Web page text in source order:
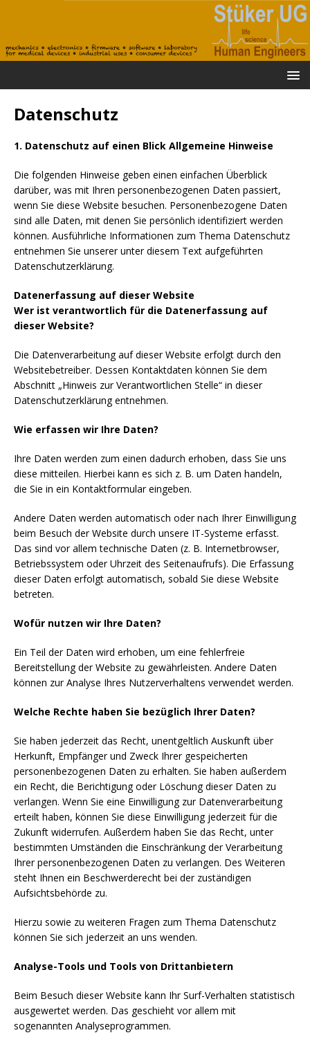
Datenschutz
1. Datenschutz auf einen Blick Allgemeine Hinweise
Die folgenden Hinweise geben einen einfachen Überblick
darüber, was mit Ihren personenbezogenen Daten passiert,
wenn Sie diese Website besuchen. Personenbezogene Daten
sind alle Daten, mit denen Sie persönlich identifiziert werden
können. Ausführliche Informationen zum Thema Datenschutz
entnehmen Sie unserer unter diesem Text aufgeführten
Datenschutzerklärung.
Datenerfassung auf dieser Website
Wer ist verantwortlich für die Datenerfassung auf
dieser Website?
Die Datenverarbeitung auf dieser Website erfolgt durch den
Websitebetreiber. Dessen Kontaktdaten können Sie dem
Abschnitt „Hinweis zur Verantwortlichen Stelle“ in dieser
Datenschutzerklärung entnehmen.
Wie erfassen wir Ihre Daten?
Ihre Daten werden zum einen dadurch erhoben, dass Sie uns
diese mitteilen. Hierbei kann es sich z. B. um Daten handeln,
die Sie in ein Kontaktformular eingeben.
Andere Daten werden automatisch oder nach Ihrer Einwilligung
beim Besuch der Website durch unsere IT-Systeme erfasst.
Das sind vor allem technische Daten (z. B. Internetbrowser,
Betriebssystem oder Uhrzeit des Seitenaufrufs). Die Erfassung
dieser Daten erfolgt automatisch, sobald Sie diese Website
betreten.
Wofür nutzen wir Ihre Daten?
Ein Teil der Daten wird erhoben, um eine fehlerfreie
Bereitstellung der Website zu gewährleisten. Andere Daten
können zur Analyse Ihres Nutzerverhaltens verwendet werden.
Welche Rechte haben Sie bezüglich Ihrer Daten?
Sie haben jederzeit das Recht, unentgeltlich Auskunft über
Herkunft, Empfänger und Zweck Ihrer gespeicherten
personenbezogenen Daten zu erhalten. Sie haben außerdem
ein Recht, die Berichtigung oder Löschung dieser Daten zu
verlangen. Wenn Sie eine Einwilligung zur Datenverarbeitung
erteilt haben, können Sie diese Einwilligung jederzeit für die
Zukunft widerrufen. Außerdem haben Sie das Recht, unter
bestimmten Umständen die Einschränkung der Verarbeitung
Ihrer personenbezogenen Daten zu verlangen. Des Weiteren
steht Ihnen ein Beschwerderecht bei der zuständigen
Aufsichtsbehörde zu.
Hierzu sowie zu weiteren Fragen zum Thema Datenschutz
können Sie sich jederzeit an uns wenden.
Analyse-Tools und Tools von Drittanbietern
Beim Besuch dieser Website kann Ihr Surf-Verhalten statistisch
ausgewertet werden. Das geschieht vor allem mit
sogenannten Analyseprogrammen.